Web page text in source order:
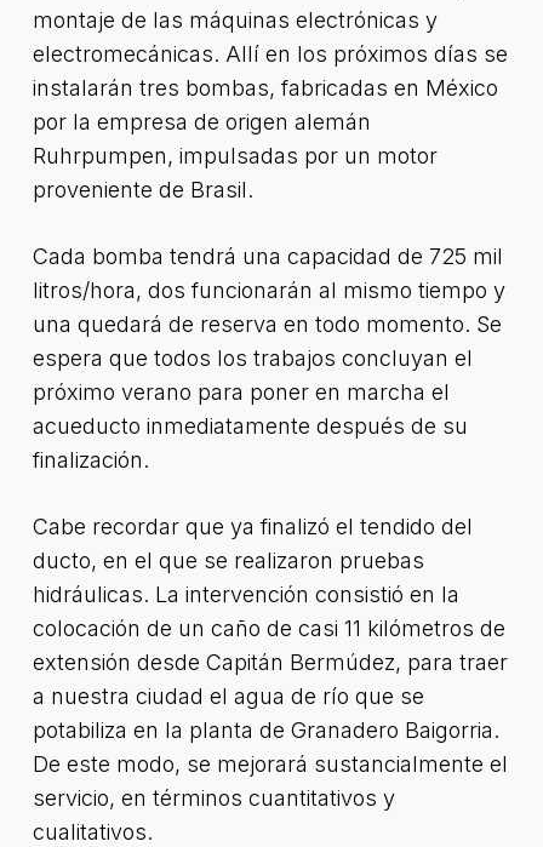
montaje de las máquinas electrónicas y
electromecánicas. Allí en los próximos días se
instalarán tres bombas, fabricadas en México
por la empresa de origen alemán
Ruhrpumpen, impulsadas por un motor
proveniente de Brasil.
Cada bomba tendrá una capacidad de 725 mil
litros/hora, dos funcionarán al mismo tiempo y
una quedará de reserva en todo momento. Se
espera que todos los trabajos concluyan el
próximo verano para poner en marcha el
acueducto inmediatamente después de su
finalización.
Cabe recordar que ya finalizó el tendido del
ducto, en el que se realizaron pruebas
hidráulicas. La intervención consistió en la
colocación de un caño de casi 11 kilómetros de
extensión desde Capitán Bermúdez, para traer
a nuestra ciudad el agua de río que se
potabiliza en la planta de Granadero Baigorria.
De este modo, se mejorará sustancialmente el
servicio, en términos cuantitativos y
cualitativos.